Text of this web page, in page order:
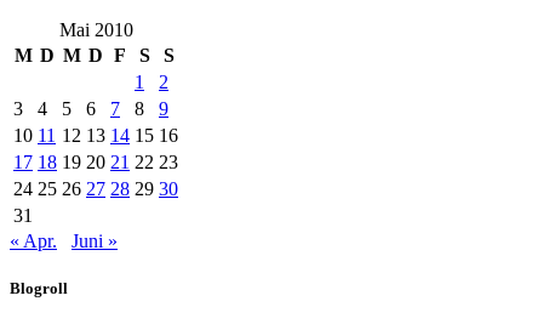
Mai 2010
M D M D F S
S
1
2
3
4 5 6 7 8
9
10 11 12 13 14 15 16
17 18 19 20 21 22 23
24 25 26 27 28 29 30
31
« Apr.
Juni »
Blogroll